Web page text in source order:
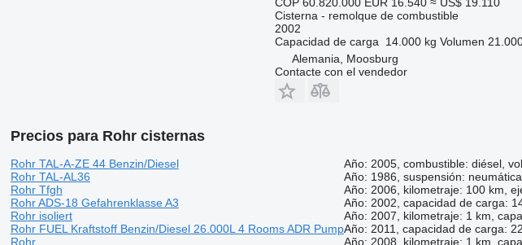
Cisterna - remolque de combustible
2002
Capacidad de carga
14.000 kg Volumen
Alemania, Moosburg
Contacte con el vendedor
Precios para Rohr cisternas
Rohr TAL-A-ZE 44 Benzin/Diesel Año: 2005, combustible: diésel,
Rohr TAL-AL36
Año: 1986, suspensión:
Rohr Tfgh
Año: 2006, kilometraje: 100 km,
Rohr ADS-18 Gefahrenklasse A3
Año: 2002, capacidad de carga:
Rohr isoliert
Año: 2007, kilometraje: 1 km,
Rohr FUEL Kraftstoff Benzin/Diesel 26.000L 4 Rooms ADR PumpAño: 2011, capacidad de carga:
Rohr
Año: 2008, kilometraje: 1 km,